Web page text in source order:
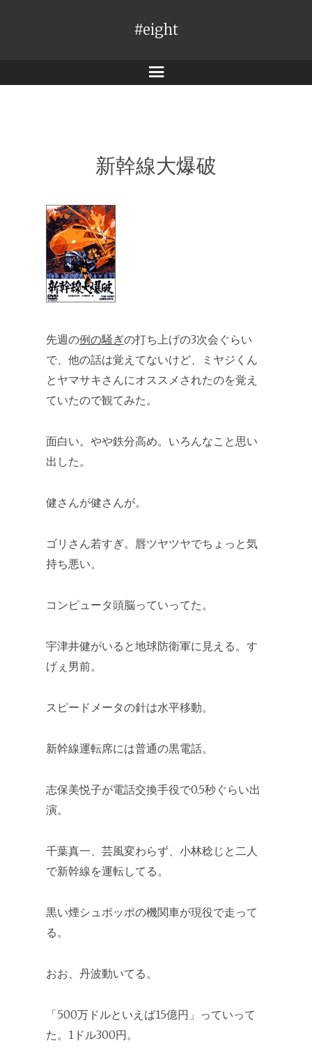
#eight
メ
新幹線大爆破
先週の例の騒ぎの打ち上げの3次会ぐらい
で、他の話は覚えてないけど、ミヤジくん
とヤマサキさんにオススメされたのを覚え
ていたので観てみた。
面白い。やや鉄分高め。いろんなこと思い
出した。
健さんが健さんが。
ゴリさん若すぎ。唇ツヤツヤでちょっと気
持ち悪い。
コンピュータ頭脳っていってた。
宇津井健がいると地球防衛軍に見える。す
げぇ男前。
スピードメータの針は水平移動。
新幹線運転席には普通の黒電話。
志保美悦子が電話交換手役で0.5秒ぐらい出
演。
千葉真一、芸風変わらず、小林稔じと二人
で新幹線を運転してる。
黒い煙シュポッポの機関車が現役で走って
る。
おお、丹波動いてる。
「500万ドルといえば15億円」っていって
た。1ドル300円。